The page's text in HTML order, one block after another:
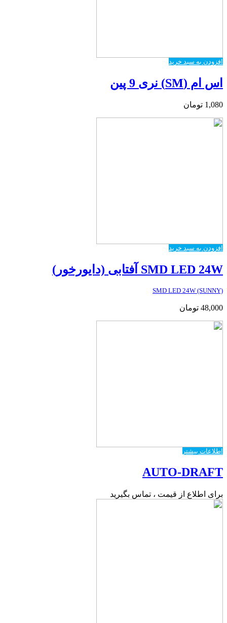
افزودن به سبد خرید
اس ام (SM) نری 9 پین
1,080 تومان
افزودن به سبد خرید
SMD LED 24W آفتابی (دایورخور)
SMD LED 24W (SUNNY)
48,000 تومان
اطلاعات بیشتر
AUTO-DRAFT
برای اطلاع از قیمت ، تماس بگیرید